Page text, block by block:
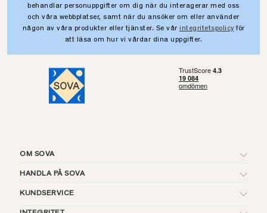
behandlar personuppgifter om dig när du interagerar med oss
och våra webbplatser, samt när du ansöker om eller använder
någon av våra produkter eller tjänster. Se vår integritetspolicy för
att läsa om hur vi vårdar dina uppgifter.
OM SOVA
HANDLA PÅ SOVA
KUNDSERVICE